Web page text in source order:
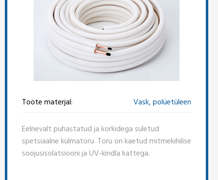
Toote materjal: Vask, polüetüleen
Eelnevalt puhastatud ja korkidega suletud
spetsiaalne külmatoru. Toru on kaetud mitmekihilise
soojusisolatsiooni ja UV-kindla kattega.